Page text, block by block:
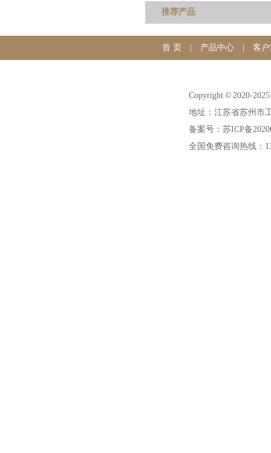
推荐产品
首 页 产品中心| 客
Copyright © 2020-
地址：江苏省苏州市
备案号：苏ICP备
全国免费咨询热线：